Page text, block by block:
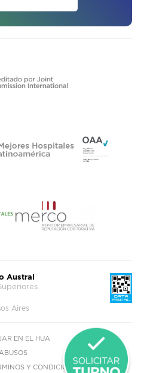
Austral
Aires
EN EL HUA
Y CONDICIONES